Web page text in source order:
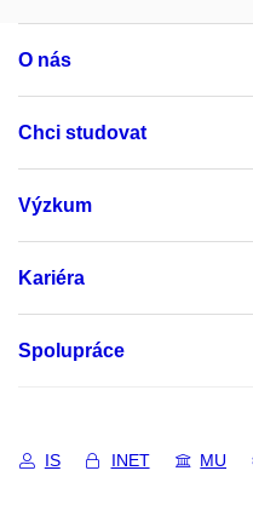
O nás
Chci studovat
Výzkum
Kariéra
Spolupráce
IS INET MU